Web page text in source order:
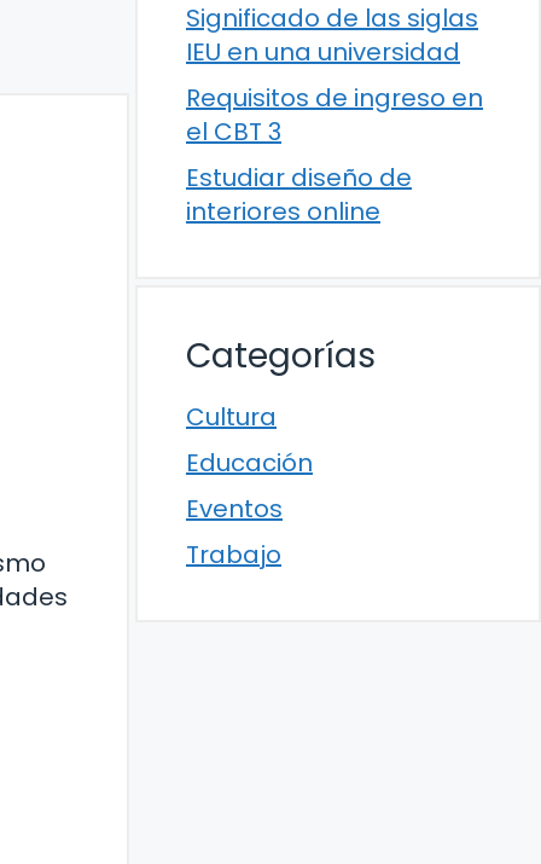
Significado de las siglas
IEU en una universidad
Requisitos de ingreso en
el CBT 3
Estudiar diseño de
interiores online
Categorías
Cultura
Educación
Eventos
Trabajo